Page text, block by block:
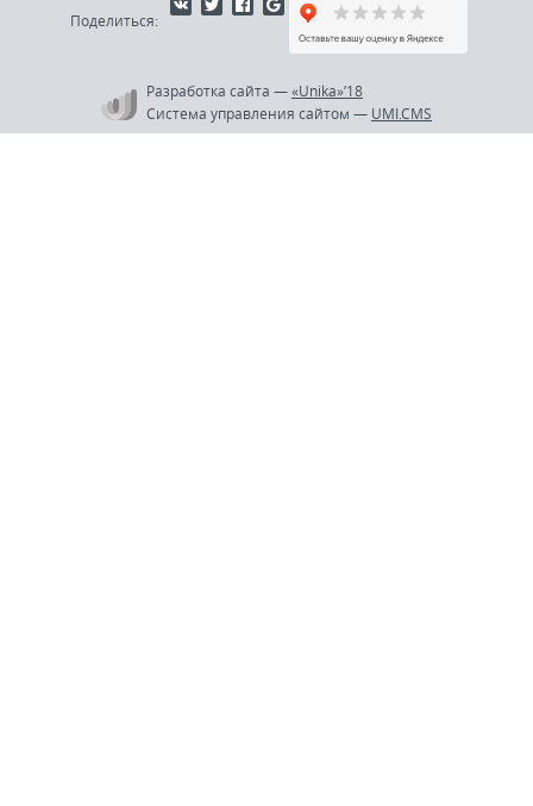
Поделиться:
Разработка сайта —«Unika»’18
Система управления сайтом — UMI.CMS